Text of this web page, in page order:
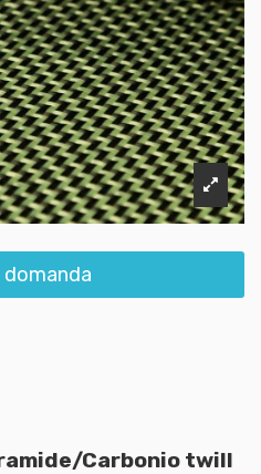
domanda
Carbonio twill